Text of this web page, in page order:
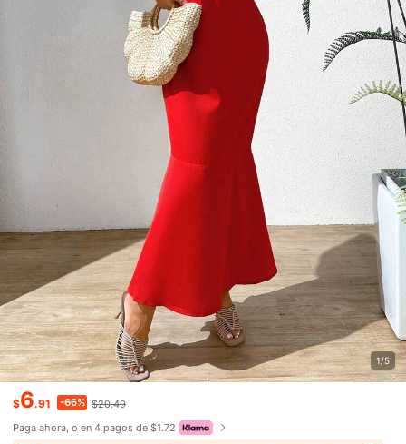
1/5
$6.91 -66% $20.49
Paga ahora, o en 4 pagos de $1.72